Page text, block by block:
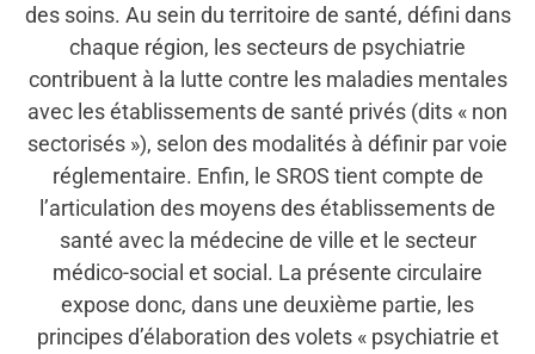
des soins. Au sein du territoire de santé, défini dans
chaque région, les secteurs de psychiatrie
contribuent à la lutte contre les maladies mentales
avec les établissements de santé privés (dits « non
sectorisés »), selon des modalités à définir par voie
réglementaire. Enfin, le SROS tient compte de
l’articulation des moyens des établissements de
santé avec la médecine de ville et le secteur
médico-social et social. La présente circulaire
expose donc, dans une deuxième partie, les
principes d’élaboration des volets « psychiatrie et